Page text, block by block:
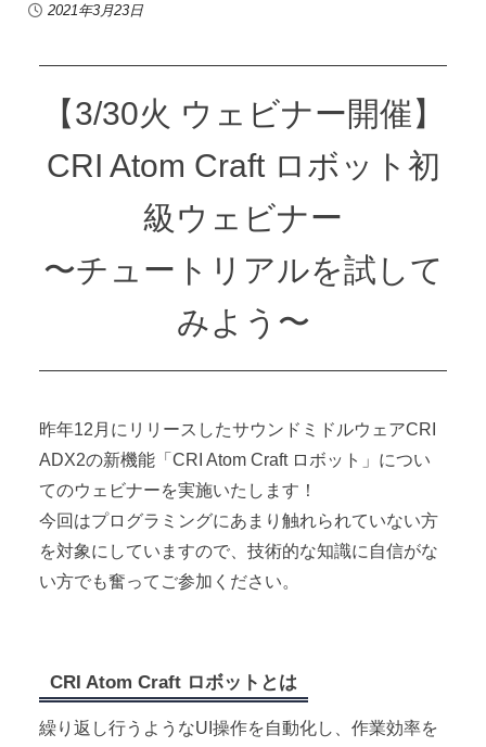
2021年3月23日
【3/30火 ウェビナー開催】
CRI Atom Craft ロボット初
級ウェビナー
〜チュートリアルを試して
みよう〜
昨年12月にリリースしたサウンドミドルウェアCRI
ADX2の新機能「CRI Atom Craft ロボット」につい
てのウェビナーを実施いたします！
今回はプログラミングにあまり触れられていない方
を対象にしていますので、技術的な知識に自信がな
い方でも奮ってご参加ください。
CRI Atom Craft ロボットとは
繰り返し行うようなUI操作を自動化し、作業効率を